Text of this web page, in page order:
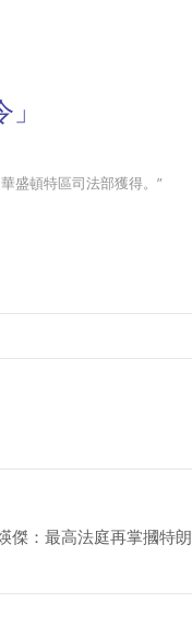
盛頓特區司法部獲得。”
傑：最高法庭再掌摑特